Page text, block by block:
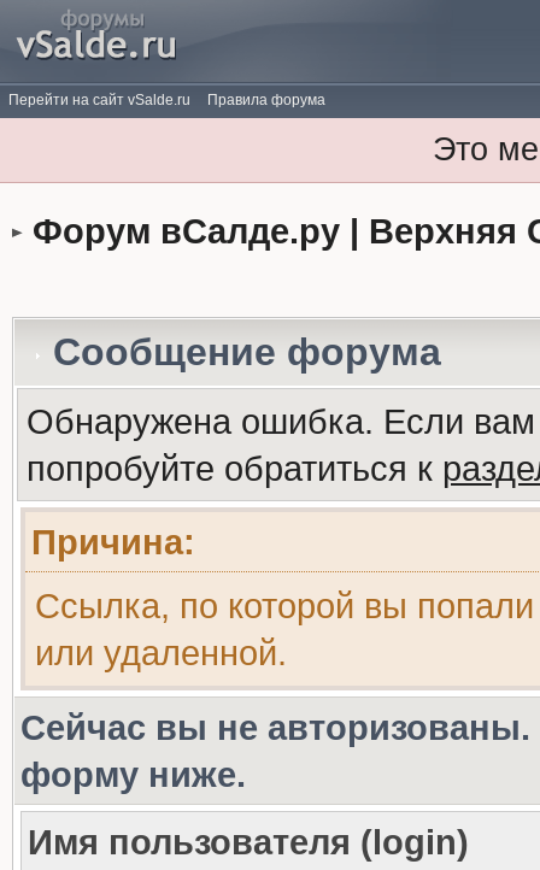
Перейти на сайт vSalde.ru Правила форума
Это
Форум вСалде.ру | Верхняя
Сообщение форума
Обнаружена ошибка. Если
попробуйте обратиться к
Причина:
Ссылка, по которой вы
или удаленной.
Сейчас вы не авторизованы.
форму ниже.
Имя пользователя (login)